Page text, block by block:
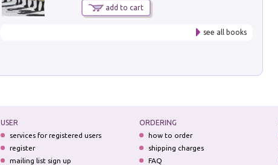
add to cart
see all books
USER
services for registered users
register
mailing list sign up
ORDERING
how to order
shipping charges
FAQ